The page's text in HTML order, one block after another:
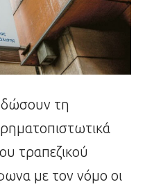
δώσουν τη
τραπεζικού
με τον νόμο οι